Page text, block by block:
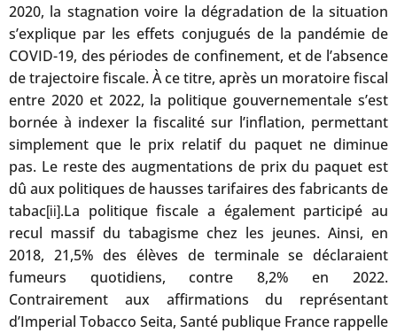
2020, la stagnation voire la dégradation de la situation
s’explique par les effets conjugués de la pandémie de
COVID-19, des périodes de confinement, et de l’absence
de trajectoire fiscale. À ce titre, après un moratoire fiscal
entre 2020 et 2022, la politique gouvernementale s’est
bornée à indexer la fiscalité sur l’inflation, permettant
simplement que le prix relatif du paquet ne diminue
pas. Le reste des augmentations de prix du paquet est
dû aux politiques de hausses tarifaires des fabricants de
tabac[ii].La politique fiscale a également participé au
recul massif du tabagisme chez les jeunes. Ainsi, en
2018, 21,5% des élèves de terminale se déclaraient
fumeurs quotidiens, contre 8,2% en 2022.
Contrairement aux affirmations du représentant
d’Imperial Tobacco Seita, Santé publique France rappelle